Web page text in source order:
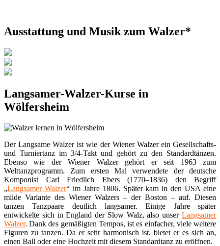
Ausstattung und Musik zum Walzer*
Langsamer-Walzer-Kurse in
Wölfersheim
Der Langsame Walzer ist wie der Wiener Walzer ein Gesellschafts-
und Turniertanz im 3/4-Takt und gehört zu den Standardtänzen.
Ebenso wie der Wiener Walzer gehört er seit 1963 zum
Welttanzprogramm. Zum ersten Mal verwendete der deutsche
Komponist Carl Friedlich Ebers (1770–1836) den Begriff
„Langsamer Walzer“ im Jahre 1806. Später kam in den USA eine
milde Variante des Wiener Walzers – der Boston – auf. Diesen
tanzen Tanzpaare deutlich langsamer. Einige Jahre später
entwickelte sich in England der Slow Walz, also unser Langsamer
Walzer. Dank des gemäßigten Tempos, ist es einfacher, viele weitere
Figuren zu tanzen. Da er sehr harmonisch ist, bietet er es sich an,
einen Ball oder eine Hochzeit mit diesem Standardtanz zu eröffnen.